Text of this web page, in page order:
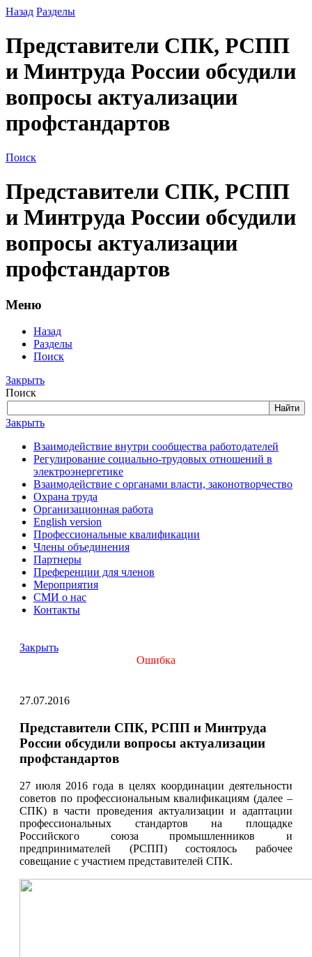
Назад Разделы
Представители СПК, РСПП
и Минтруда России обсудили
вопросы актуализации
профстандартов
Поиск
Представители СПК, РСПП
и Минтруда России обсудили
вопросы актуализации
профстандартов
Меню
Назад
Разделы
Поиск
Закрыть
Поиск
Закрыть
Взаимодействие внутри сообщества работодателей
Регулирование социально-трудовых отношений в
электроэнергетике
Взаимодействие с органами власти, законотворчество
Охрана труда
Организационная работа
English version
Профессиональные квалификации
Члены объединения
Партнеры
Преференции для членов
Мероприятия
СМИ о нас
Контакты
Закрыть
Ошибка
27.07.2016
Представители СПК, РСПП и Минтруда
России обсудили вопросы актуализации
профстандартов
27 июля 2016 года в целях координации деятельности
советов по профессиональным квалификациям (далее –
СПК) в части проведения актуализации и адаптации
профессиональных стандартов на площадке
Российского союза промышленников и
предпринимателей (РСПП) состоялось рабочее
совещание с участием представителей СПК.